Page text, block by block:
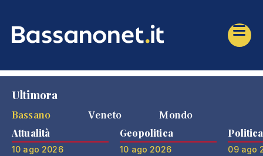
Ultimora
Bassano
Veneto Mondo
Attualità
10 ago 2026
Geopolitica
10 ago 2026
Politica
09 ago